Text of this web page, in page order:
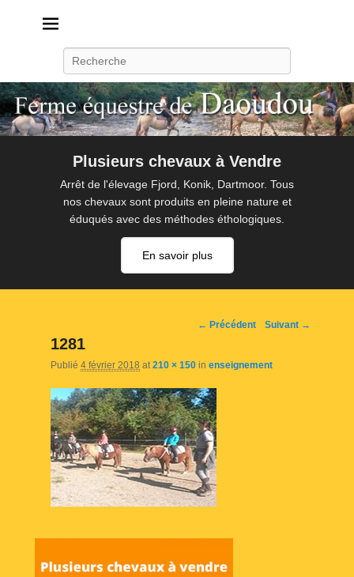
Plusieurs chevaux à Vendre
Arrêt de l'élevage Fjord, Konik, Dartmoor. Tous
nos chevaux sont produits en pleine nature et
éduqués avec des méthodes éthologiques.
En savoir plus
Navigation
← Précédent Suivant →
1281
Publié 4 février 2018 at 210 × 150 in enseignement